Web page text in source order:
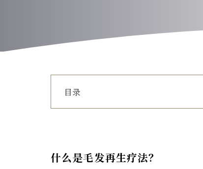
目录
传统脱发治疗与毛发再生疗法的区别
什么是毛发再生疗法？